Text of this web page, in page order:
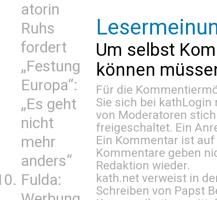
atorin
Ruhs
fordert
„Festung
Europa“:
„Es geht
nicht
mehr
anders“
Fulda:
Um selbst
können
Für die
Sie sich bei kathLogin
von Moderatoren
freigeschaltet. Ein
Ein Kommentar ist
Kommentare geben
Redaktion wieder.
kath.net verweist in
Schreiben von Papst